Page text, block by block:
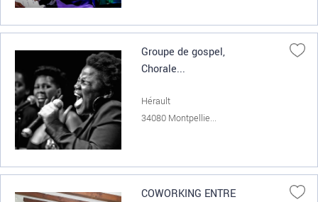
Groupe de gospel,
Chorale...
Hérault
34080 Montpellie...
COWORKING ENTRE